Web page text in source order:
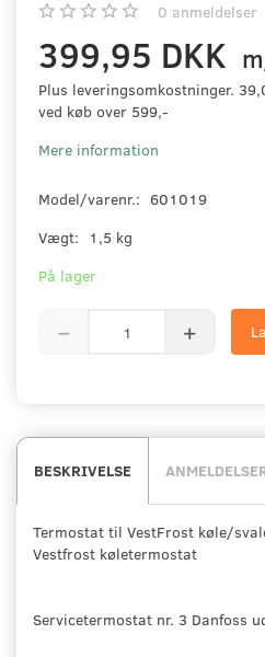
0 anmeldelser
399,95 DKK
Plus leveringsomkostninger.
ved køb over 599,-
Mere information
Model/varenr.: 601019
Vægt:
1,5 kg
På lager
BESKRIVELSE
Termostat til VestFrost køle/
Vestfrost køletermostat
Servicetermostat nr. 3 Danfoss